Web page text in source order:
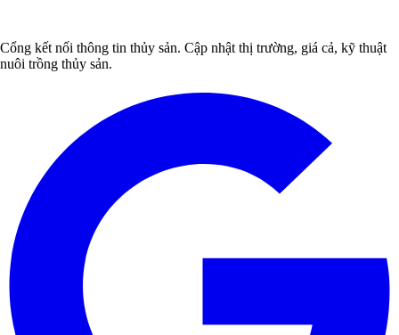
Cổng kết nối thông tin thủy sản. Cập nhật thị trường, giá cả, kỹ thuật
nuôi trồng thủy sản.